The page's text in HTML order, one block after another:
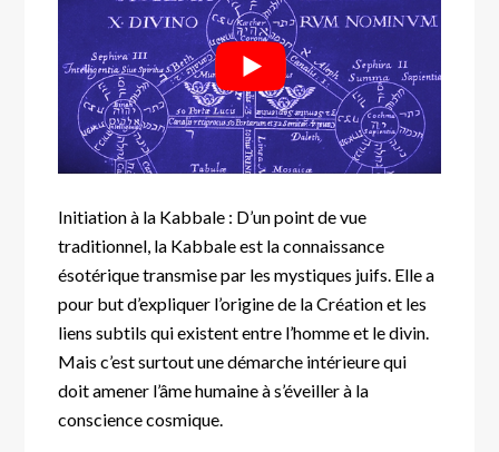
Initiation à la Kabbale : D’un point de vue
traditionnel, la Kabbale est la connaissance
ésotérique transmise par les mystiques juifs. Elle a
pour but d’expliquer l’origine de la Création et les
liens subtils qui existent entre l’homme et le divin.
Mais c’est surtout une démarche intérieure qui
doit amener l’âme humaine à s’éveiller à la
conscience cosmique.